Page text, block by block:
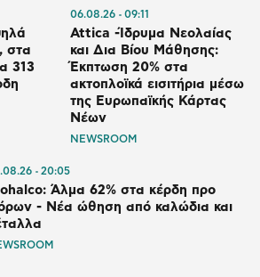
στα
313
06.08.26 09:11
Attica -Ίδρυμα Νεολαίας
και Δια Βίου Μάθησης:
Έκπτωση 20% στα
ακτοπλοϊκά εισιτήρια μέσω
της Ευρωπαϊκής Κάρτας
Νέων
NEWSROOM
20:05
Άλμα 62% στα κέρδη προ
- Νέα ώθηση από καλώδια και